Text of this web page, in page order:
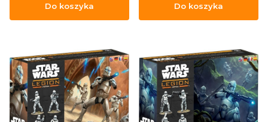
Do koszyka Do koszyka